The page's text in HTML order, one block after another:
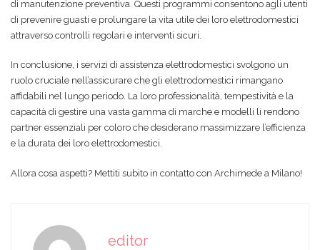
di manutenzione preventiva. Questi programmi consentono agli utenti
di prevenire guasti e prolungare la vita utile dei loro elettrodomestici
attraverso controlli regolari e interventi sicuri.
In conclusione, i servizi di assistenza elettrodomestici svolgono un
ruolo cruciale nell’assicurare che gli elettrodomestici rimangano
affidabili nel lungo periodo. La loro professionalità, tempestività e la
capacità di gestire una vasta gamma di marche e modelli li rendono
partner essenziali per coloro che desiderano massimizzare l’efficienza
e la durata dei loro elettrodomestici.
Allora cosa aspetti? Mettiti subito in contatto con Archimede a Milano!
editor